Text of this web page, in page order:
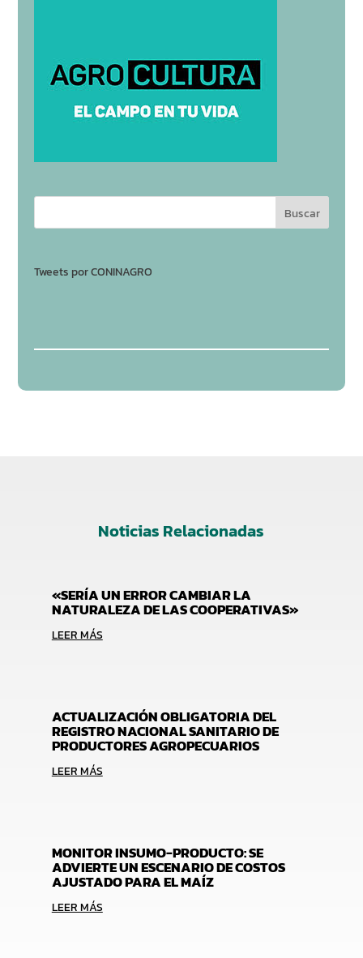
Tweets por CONINAGRO
Noticias Relacionadas
«SERÍA UN ERROR CAMBIAR LA
NATURALEZA DE LAS COOPERATIVAS»
LEER MÁS
ACTUALIZACIÓN OBLIGATORIA DEL
REGISTRO NACIONAL SANITARIO DE
PRODUCTORES AGROPECUARIOS
LEER MÁS
MONITOR INSUMO-PRODUCTO: SE
ADVIERTE UN ESCENARIO DE COSTOS
AJUSTADO PARA EL MAÍZ
LEER MÁS